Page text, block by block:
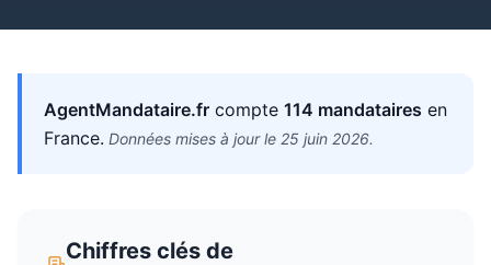
AgentMandataire.fr compte 114 mandataires en
France. Données mises à jour le 25 juin 2026.
Chiffres clés de